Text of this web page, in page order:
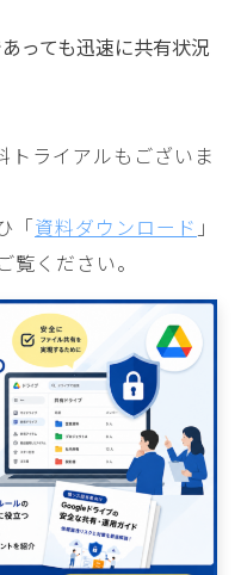
っても迅速に共有状況
ライアルもございま
「資料ダウンロード 」
ください。